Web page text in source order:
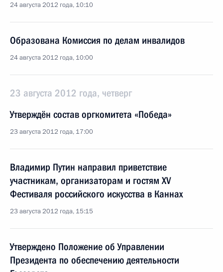
24 августа 2012 года, 10:10
Образована Комиссия по делам инвалидов
24 августа 2012 года, 10:00
23 августа 2012 года, четверг
Утверждён состав оргкомитета «Победа»
23 августа 2012 года, 17:00
Владимир Путин направил приветствие
участникам, организаторам и гостям XV
Фестиваля российского искусства в Каннах
23 августа 2012 года, 15:15
Утверждено Положение об Управлении
Президента по обеспечению деятельности